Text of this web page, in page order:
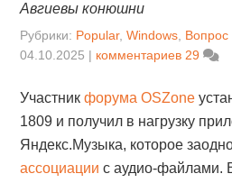
Авгиевы конюшни
Рубрики: Popular,Windows Вопрос
04.10.2025
комментариев 29
Участникфорума OSZone
1809 и получил в нагрузку
Яндекс.Музыка, которое
ассоциации с аудио-файлами.